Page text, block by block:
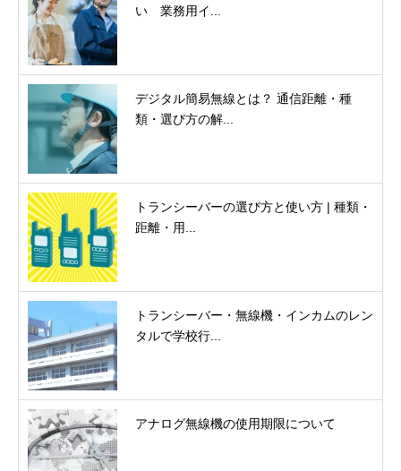
い 業務用イ...
デジタル簡易無線とは？ 通信距離・種
類・選び方の解...
トランシーバーの選び方と使い方 | 種類・
距離・用...
トランシーバー・無線機・インカムのレン
タルで学校行...
アナログ無線機の使用期限について